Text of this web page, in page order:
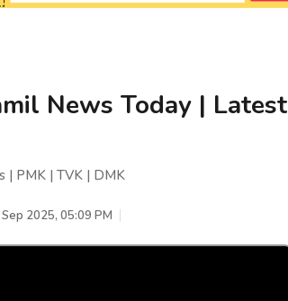
News Today | Latest
| PMK | TVK | DMK
2025, 05:09 PM